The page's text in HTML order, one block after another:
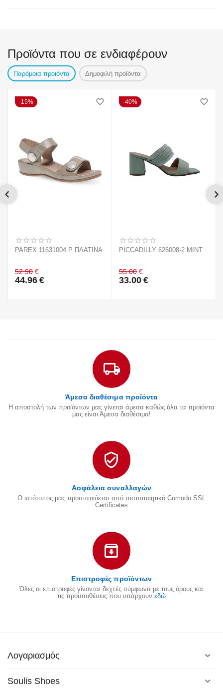
Προϊόντα που σε ενδιαφέρουν
Παρόμοια προιόντα Δημοφιλή προϊόντα
15%
PAREX 11631004.P ΠΛΑΤΙΝΑ
52.90 €
44.96 €
40%
PICCADILLY 626008-2 MINT
55.00 €
33.00 €
Άμεσα διαθέσιμα προϊόντα
Η αποστολή των προϊόντων μας γίνεται άμεσα καθώς όλα τα προϊόντα
μας είναι Άμεσα διαθέσιμα!
Ασφάλεια συναλλαγών
Ο ιστότοπος μας προστατεύεται από πιστοποιητικό Comodo SSL
Certificates
Επιστροφές προϊόντων
Όλες οι επιστροφές γίνονται δεχτές σύμφωνα με τους όρους και
τις προϋποθέσεις που υπάρχουν εδώ
Λογαριασμός
Soulis Shoes